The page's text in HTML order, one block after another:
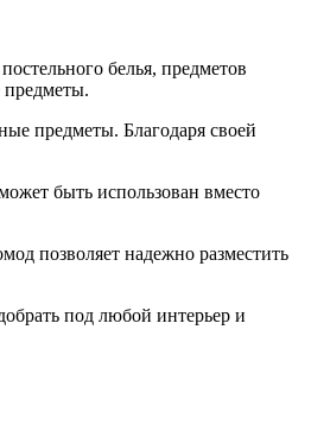
белья, предметов
предметы.
предметы. Благодаря своей
быть использован вместо
позволяет надежно разместить
под любой интерьер и